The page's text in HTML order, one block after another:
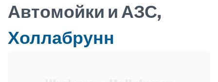
Автомойки и АЗС,
Холлабрунн